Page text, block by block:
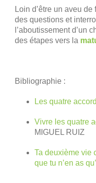
Loin d’être un aveu
des questions et
l’aboutissement d’un
des étapes vers la
Bibliographie :
Les quatre
Vivre les quatre
MIGUEL RUIZ
Ta deuxième vie
que tu n’en as